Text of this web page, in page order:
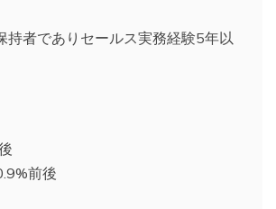
持者でありセールス実務経験5年以
前後